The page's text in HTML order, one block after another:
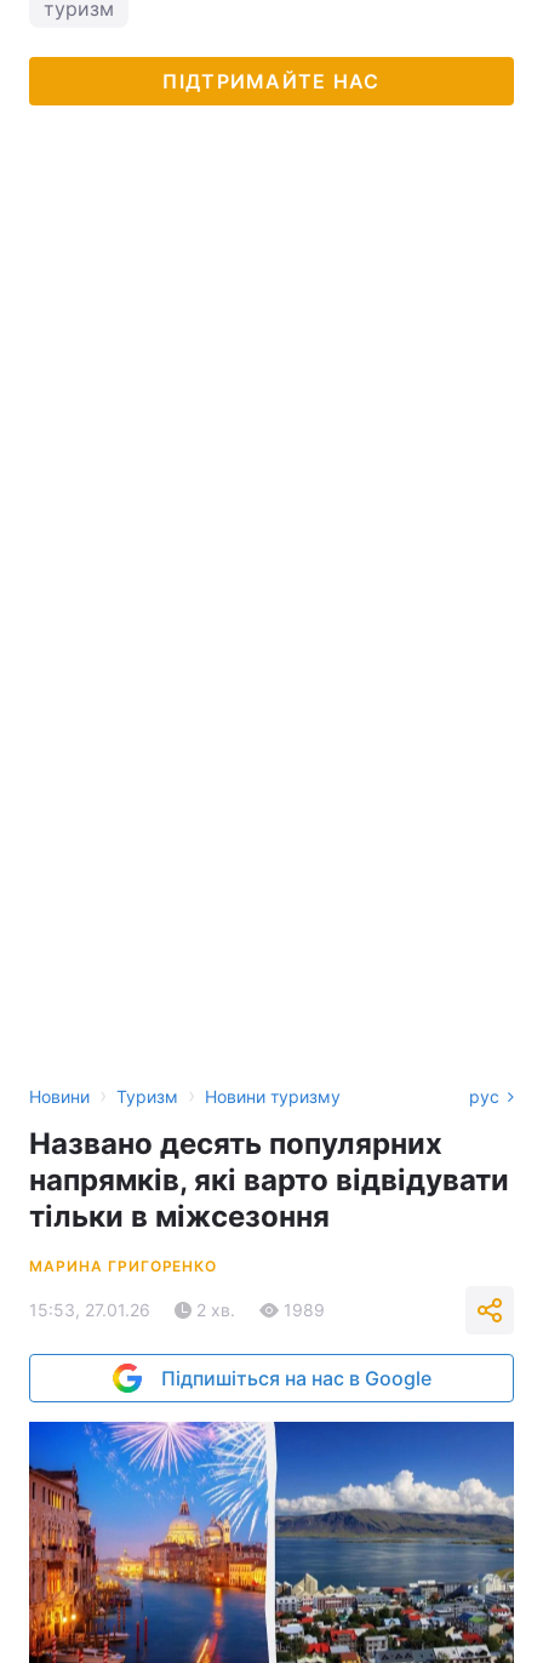
туризм
ПІДТРИМАЙТЕ НАС
Новини › Туризм › Новини туризму рус
Названо десять популярних
напрямків, які варто відвідувати
тільки в міжсезоння
МАРИНА ГРИГОРЕНКО
15:53, 27.01.26 2 хв. 1989
Підпишіться на нас в Google